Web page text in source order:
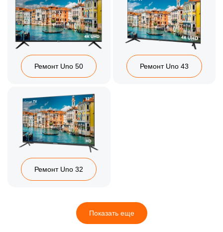
Ремонт Uno 50 Ремонт Uno 43
Ремонт Uno 32
Показать еще